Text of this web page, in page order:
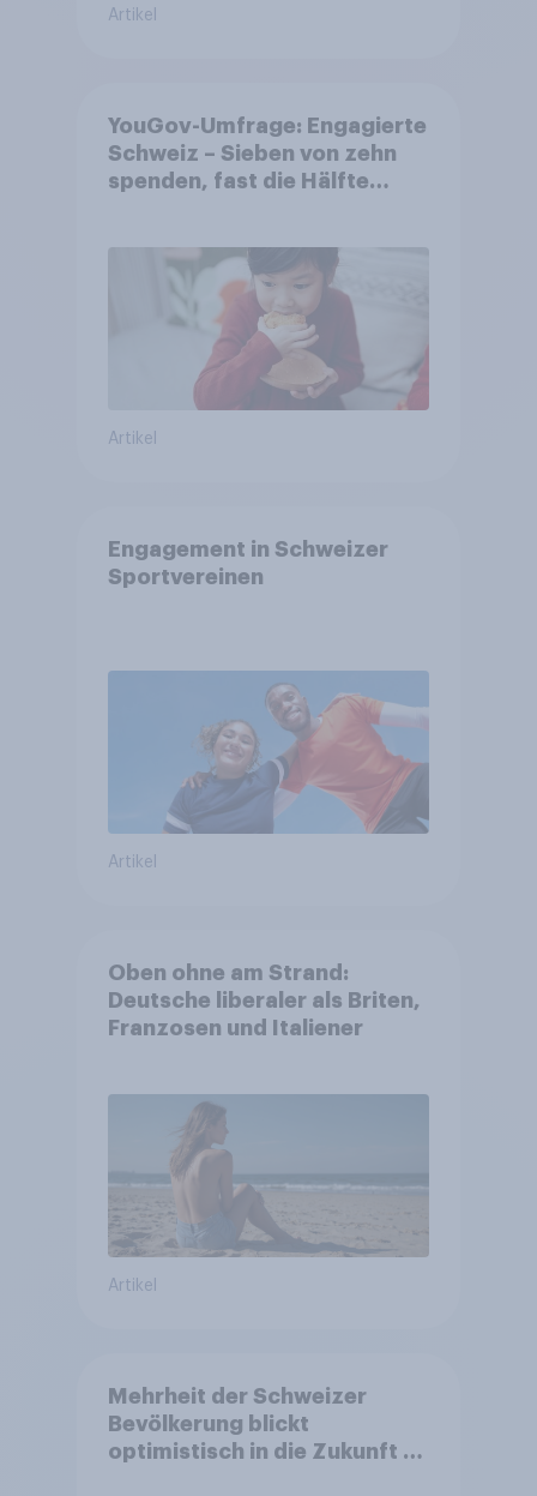
Artikel
YouGov-Umfrage: Engagierte
Schweiz – Sieben von zehn
spenden, fast die Hälfte
Artikel
Engagement in Schweizer
Sportvereinen
Artikel
Oben ohne am Strand:
Deutsche liberaler als Briten,
Franzosen und Italiener
Artikel
Mehrheit der Schweizer
Bevölkerung blickt
optimistisch in die Zukunft –